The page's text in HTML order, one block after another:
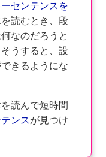
センテンスを
読むとき、段
なのだろうと
うすると、設
きるようにな
読んで短時間
ンスが見つけ